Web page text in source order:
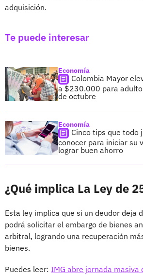
adquisición.
Te puede interesar
Economía
Colombia Mayor
a $230.000 para
de octubre
Economía
Cinco tips que todo
conocer para iniciar su
lograr buen ahorro
¿Qué implica La Ley de
Esta ley implica que si un deudor deja
podrá solicitar el embargo de bienes
arbitral, logrando una recuperación
bienes.
Puedes leer: IMG abre jornada masiva